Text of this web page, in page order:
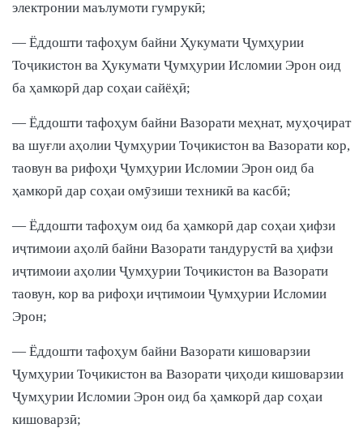
электронии маълумоти гумрукӣ;
— Ёддошти тафоҳум байни Ҳукумати Ҷумҳурии
Тоҷикистон ва Ҳукумати Ҷумҳурии Исломии Эрон оид
ба ҳамкорӣ дар соҳаи сайёҳӣ;
— Ёддошти тафоҳум байни Вазорати меҳнат, муҳоҷират
ва шуғли аҳолии Ҷумҳурии Тоҷикистон ва Вазорати кор,
таовун ва рифоҳи Ҷумҳурии Исломии Эрон оид ба
ҳамкорӣ дар соҳаи омӯзиши техникӣ ва касбӣ;
— Ёддошти тафоҳум оид ба ҳамкорӣ дар соҳаи ҳифзи
иҷтимоии аҳолӣ байни Вазорати тандурустӣ ва ҳифзи
иҷтимоии аҳолии Ҷумҳурии Тоҷикистон ва Вазорати
таовун, кор ва рифоҳи иҷтимоии Ҷумҳурии Исломии
Эрон;
— Ёддошти тафоҳум байни Вазорати кишоварзии
Ҷумҳурии Тоҷикистон ва Вазорати ҷиҳоди кишоварзии
Ҷумҳурии Исломии Эрон оид ба ҳамкорӣ дар соҳаи
кишоварзӣ;